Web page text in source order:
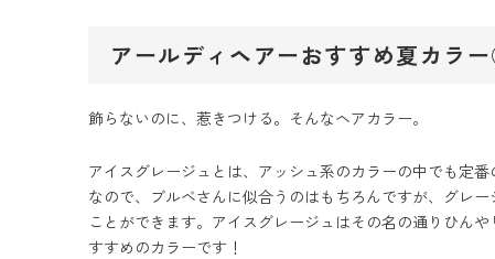
アールディヘアーおすすめ夏カラ
飾らないのに、惹きつける。そんなヘアカラー。
アイスグレージュとは、アッシュ系のカラーの中でも定
なので、ブルベさんに似合うのはもちろんですが、グレ
ことができます。アイスグレージュはその名の通りひん
すすめのカラーです！